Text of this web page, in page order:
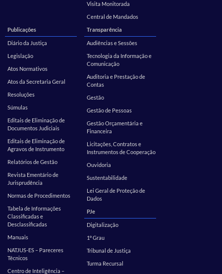
Visita Monitorada
Central de Mandados
Publicações
Diário da Justiça
Legislação
Atos Normativos
Atos da Secretaria Geral
Resoluções
Súmulas
Editais de Eliminação de
Documentos Judiciais
Editais de Eliminação de
Agravos de Instrumento
Relatórios de Gestão
Revista Ementário de
Jurisprudência
Normas de Procedimentos
Tabela de Informações
Classificadas e
Desclassificadas
Manuais
NATJUS-ES – Pareceres
Técnicos
Centro de Inteligência –
Transparência
Audiências e Sessões
Tecnologia da Informação e
Comunicação
Auditoria e Prestação de
Contas
Gestão
Gestão de Pessoas
Gestão Orçamentária e
Financeira
Licitações, Contratos e
Instrumentos de Cooperação
Ouvidoria
Sustentabilidade
Lei Geral de Proteção de
Dados
PJe
Digitalização
1º Grau
Tribunal de Justiça
Turma Recursal